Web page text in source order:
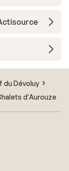
du Dévoluy
d'Aurouze